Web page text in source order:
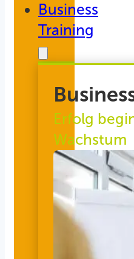
Business
Training
Erfolg
Wachstum